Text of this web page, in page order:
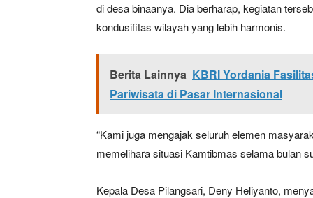
di desa binaanya. Dia berharap, kegiatan
kondusifitas wilayah yang lebih harmonis.
Berita Lainnya KBRI Yordania
Pariwisata di Pasar Internasional
“Kami juga mengajak seluruh elemen
memelihara situasi Kamtibmas selama bulan
Kepala Desa Pilangsari, Deny Heliyanto,